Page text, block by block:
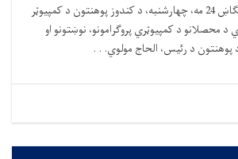
د1405 هـ .ش کال د چنګاښ 24 مه، چهارشنبه، د کندوز پوهنتون د کمپیوټر
محصلانو د کمپیوټري پروګرامونو، نوښتونو او
د پوهنتون د رئیس، الحاج مولوي. . .